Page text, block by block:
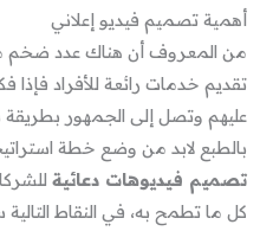
أهمية تصميم فيديو إعلاني
من المعروف أن هناك عدد ضخم
تقديم خدمات رائعة للأفراد
عليهم وتصل إلى الجمهور
بالطبع لابد من وضع خطة
تصميم فيديوهات دعائية
كل ما تطمح به، في النقاط